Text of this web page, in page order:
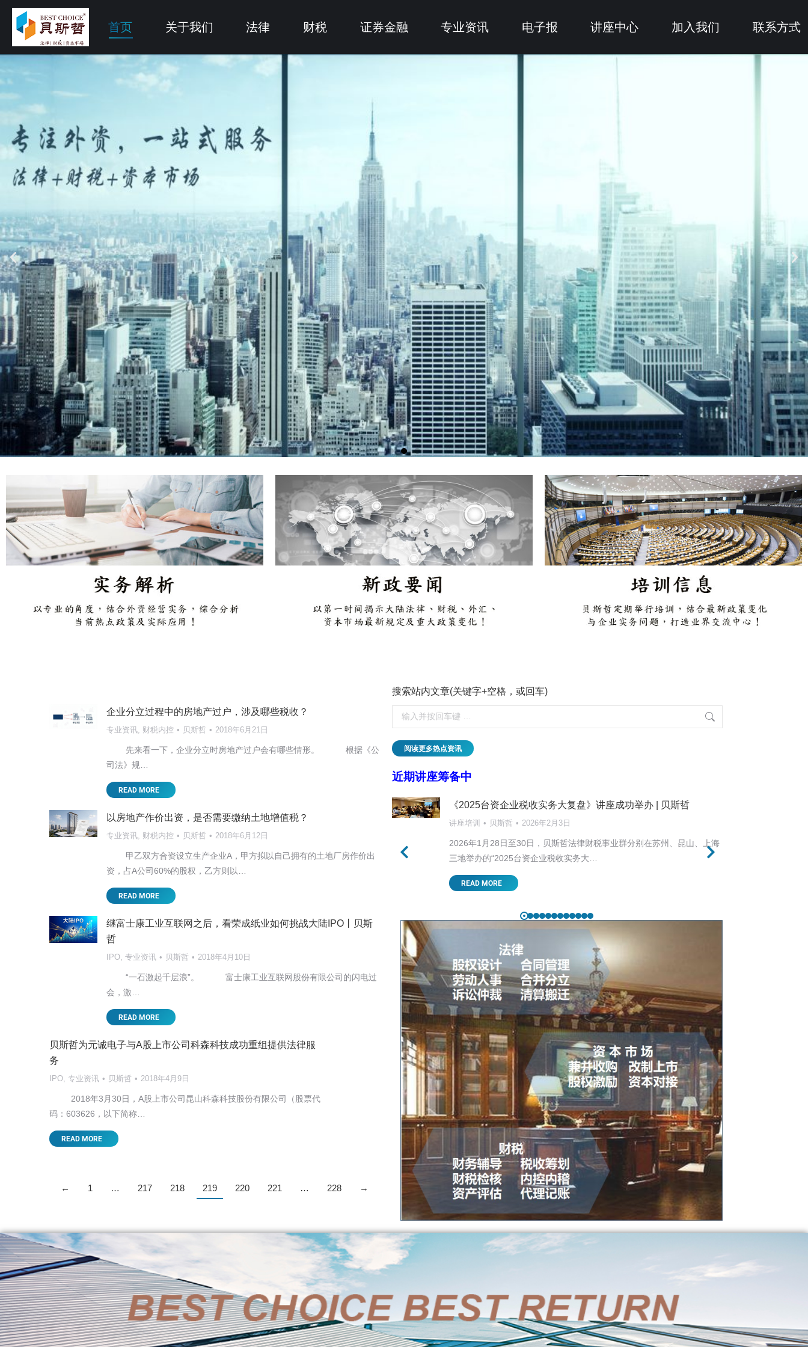
首页 关于我们 法律 财税 证券金融 专业资讯 电子报 讲座中心 加入我们 联系方式
企业分立过程中的房地产过户，涉及哪些税收？
专业资讯 财税内控 贝斯哲 2018年6月21日
先来看一下，企业分立时房地产过户会有哪些情形。 根据《公
司法》规…
READ MORE
以房地产作价出资，是否需要缴纳土地增值税？
专业资讯 财税内控 贝斯哲 2018年6月12日
甲乙双方合资设立生产企业A，甲方拟以自己拥有的土地厂房作价出
资，占A公司60%的股权，乙方则以…
READ MORE
继富士康工业互联网之后，看荣成纸业如何挑战大陆IPO丨贝斯
哲
IPO 专业资讯 贝斯哲 2018年4月10日
“一石激起千层浪”。 富士康工业互联网股份有限公司的闪电过
会，激…
READ MORE
贝斯哲为元诚电子与A股上市公司科森科技成功重组提供法律服
务
IPO 专业资讯 贝斯哲 2018年4月9日
2018年3月30日，A股上市公司昆山科森科技股份有限公司（股票代
码：603626，以下简称…
READ MORE
← 1 … 217 218 219 220 221 … 228 →
搜索站内文章(关键字+空格，或回车)
阅读更多热点资讯
近期讲座筹备中
讲座培训 贝斯哲 2025年5月7日
这对以外销为主的台资企业来说无疑影响深远，…
《2025台资企业税收实务大复盘》讲座成功举办 | 贝斯哲
讲座培训 贝斯哲 2026年2月3日
2026年1月28日至30日，贝斯哲法律财税事业群分别在苏州、昆山、上海
三地举办的“2025台资企业税收实务大…
READ MORE